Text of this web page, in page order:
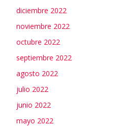
diciembre 2022
noviembre 2022
octubre 2022
septiembre 2022
agosto 2022
julio 2022
junio 2022
mayo 2022